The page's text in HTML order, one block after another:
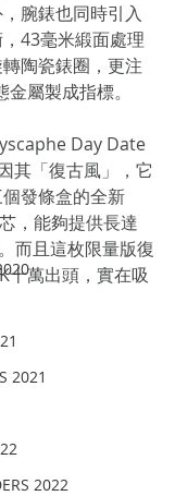
2021
2022
腕錶也同時引入
43毫米緞面處理
陶瓷錶圈，更注
屬製成指標。
Day Date
其「復古風」，它
發條盒的全新
，能夠提供長達
而且這枚限量版復
十萬出頭，實在吸